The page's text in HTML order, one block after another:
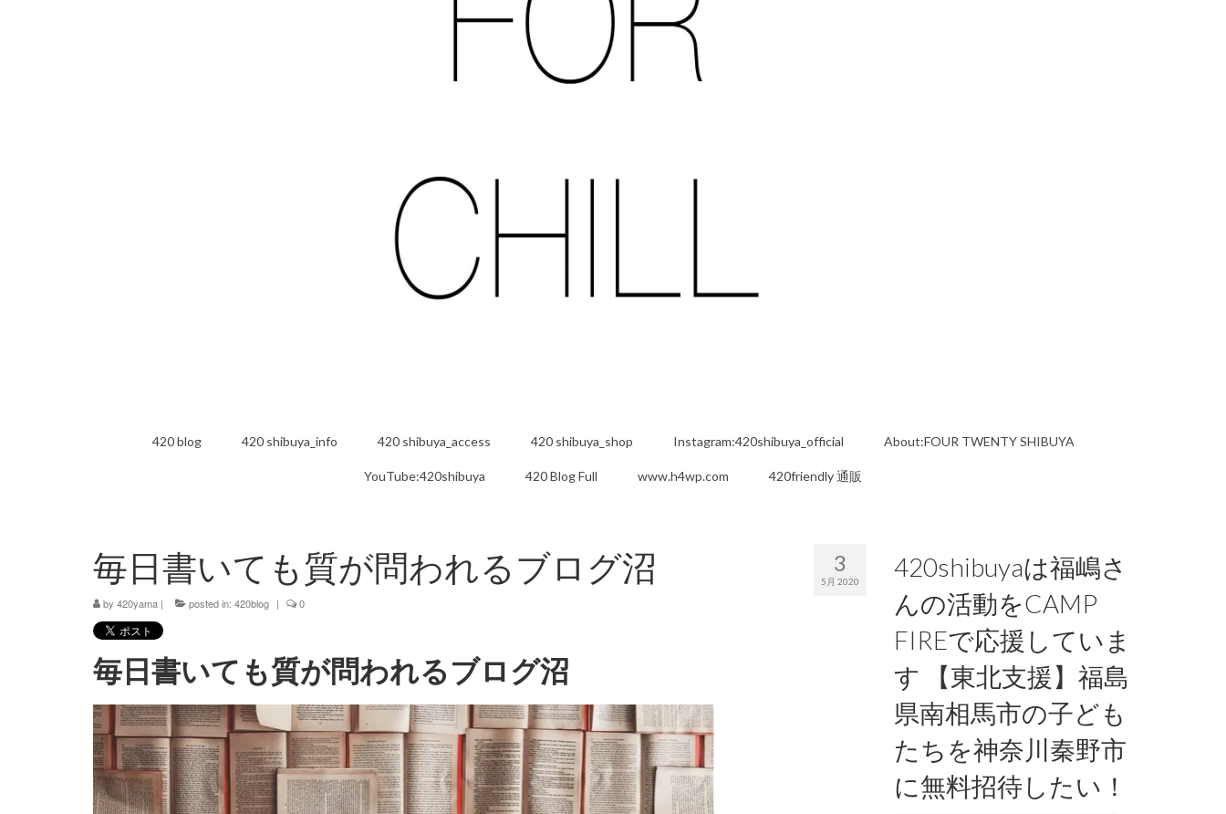
420 blog 420 shibuya_info 420 shibuya_access 420 shibuya_shop Instagram:420shibuya_official About:FOUR TWENTY SHIBUYA
YouTube:420shibuya 420 Blog Full www.h4wp.com 420friendly 通販
3
5月 2020
毎日書いても質が問われるブログ沼
by 420yama | posted in: 420blog | 0
毎日書いても質が問われるブログ沼
420shibuyaは福嶋さ
んの活動をCAMP
FIREで応援していま
す 【東北支援】福島
県南相馬市の子ども
たちを神奈川秦野市
に無料招待したい！